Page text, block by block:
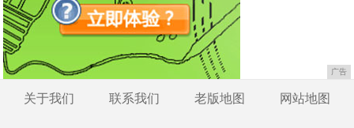
广告
关于我们 联系我们 老版地图 网站地图